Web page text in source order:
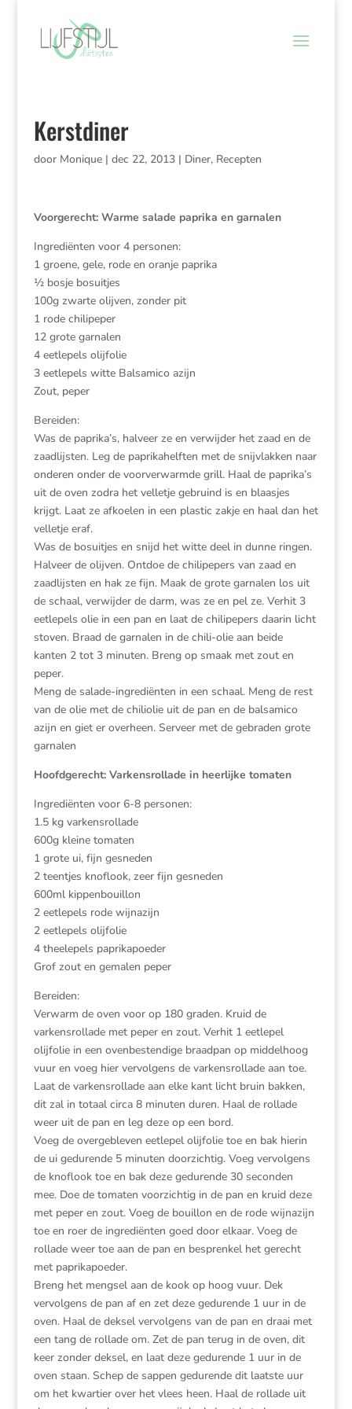
Kerstdiner
door Monique| dec 22, 2013| Diner, Recepten
Voorgerecht: Warme salade paprika en garnalen
Ingrediënten voor 4 personen:
1 groene, gele, rode en oranje paprika
½ bosje bosuitjes
100g zwarte olijven, zonder pit
1 rode chilipeper
12 grote garnalen
4 eetlepels olijfolie
3 eetlepels witte Balsamico azijn
Zout, peper
Bereiden:
Was de paprika’s, halveer ze en verwijder het zaad en de
zaadlijsten. Leg de paprikahelften met de snijvlakken naar
onderen onder de voorverwarmde grill. Haal de paprika’s
uit de oven zodra het velletje gebruind is en blaasjes
krijgt. Laat ze afkoelen in een plastic zakje en haal dan het
velletje eraf.
Was de bosuitjes en snijd het witte deel in dunne ringen.
Halveer de olijven. Ontdoe de chilipepers van zaad en
zaadlijsten en hak ze fijn. Maak de grote garnalen los uit
de schaal, verwijder de darm, was ze en pel ze. Verhit 3
eetlepels olie in een pan en laat de chilipepers daarin licht
stoven. Braad de garnalen in de chili-olie aan beide
kanten 2 tot 3 minuten. Breng op smaak met zout en
peper.
Meng de salade-ingrediënten in een schaal. Meng de rest
van de olie met de chiliolie uit de pan en de balsamico
azijn en giet er overheen. Serveer met de gebraden grote
garnalen
Hoofdgerecht: Varkensrollade in heerlijke tomaten
Ingrediënten voor 6-8 personen:
1.5 kg varkensrollade
600g kleine tomaten
1 grote ui, fijn gesneden
2 teentjes knoflook, zeer fijn gesneden
600ml kippenbouillon
2 eetlepels rode wijnazijn
2 eetlepels olijfolie
4 theelepels paprikapoeder
Grof zout en gemalen peper
Bereiden:
Verwarm de oven voor op 180 graden. Kruid de
varkensrollade met peper en zout. Verhit 1 eetlepel
olijfolie in een ovenbestendige braadpan op middelhoog
vuur en voeg hier vervolgens de varkensrollade aan toe.
Laat de varkensrollade aan elke kant licht bruin bakken,
dit zal in totaal circa 8 minuten duren. Haal de rollade
weer uit de pan en leg deze op een bord.
Voeg de overgebleven eetlepel olijfolie toe en bak hierin
de ui gedurende 5 minuten doorzichtig. Voeg vervolgens
de knoflook toe en bak deze gedurende 30 seconden
mee. Doe de tomaten voorzichtig in de pan en kruid deze
met peper en zout. Voeg de bouillon en de rode wijnazijn
toe en roer de ingrediënten goed door elkaar. Voeg de
rollade weer toe aan de pan en besprenkel het gerecht
met paprikapoeder.
Breng het mengsel aan de kook op hoog vuur. Dek
vervolgens de pan af en zet deze gedurende 1 uur in de
oven. Haal de deksel vervolgens van de pan en draai met
een tang de rollade om. Zet de pan terug in de oven, dit
keer zonder deksel, en laat deze gedurende 1 uur in de
oven staan. Schep de sappen gedurende dit laatste uur
om het kwartier over het vlees heen. Haal de rollade uit